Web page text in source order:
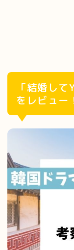
「結婚し
をレビュー